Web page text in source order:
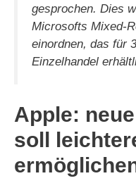
gesprochen. Dies
Microsofts Mixed-
einordnen, das für
Einzelhandel
Apple:
soll